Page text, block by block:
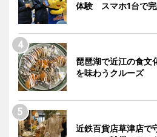
体験 スマホ1台で
琵琶湖で近江の食
を味わうクルーズ
近鉄百貨店草津店で